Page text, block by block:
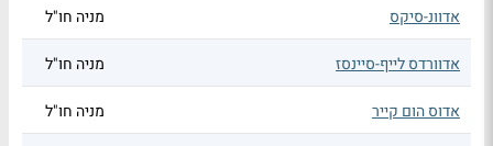
אדוונ-סיקס מניה חו"ל
אדוורדס לייף-סיינסז מניה חו"ל
אדוס הום קייר מניה חו"ל